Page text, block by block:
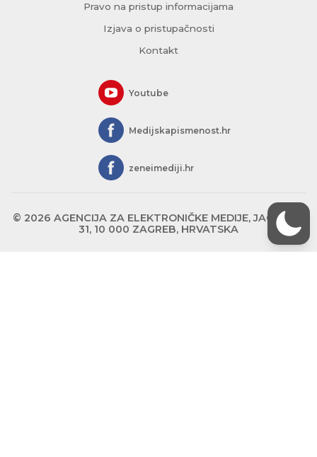
Pravo na pristup informacijama
Izjava o pristupačnosti
Kontakt
Youtube
Medijskapismenost.hr
zeneimediji.hr
© 2026 AGENCIJA ZA ELEKTRONIČKE MEDIJE, JAGIĆEVA
31, 10 000 ZAGREB, HRVATSKA